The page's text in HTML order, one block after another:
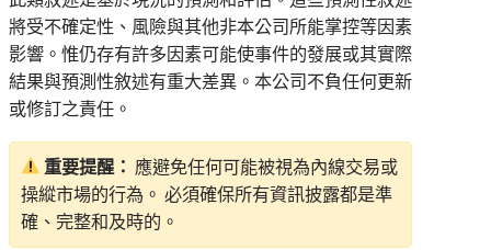
將受不確定性、風險與其他非本公司所能掌控等因素
影響。惟仍存有許多因素可能使事件的發展或其實際
結果與預測性敘述有重大差異。本公司不負任何更新
或修訂之責任。
重要提醒： 應避免任何可能被視為內線交易或
操縱市場的行為。 必須確保所有資訊披露都是準
確、完整和及時的。